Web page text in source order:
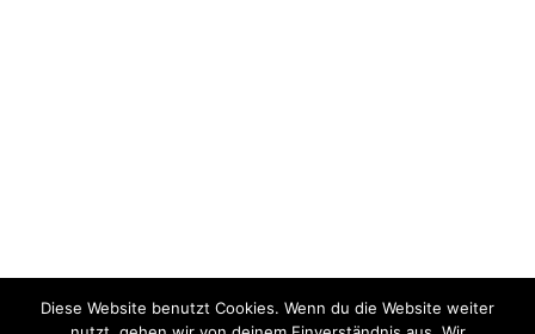
Diese Website benutzt Cookies. Wenn du die Website weiter